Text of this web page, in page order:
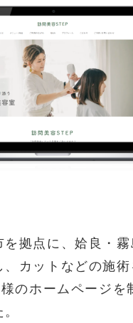
を拠点に、姶良・霧
、カットなどの施
様のホームページを